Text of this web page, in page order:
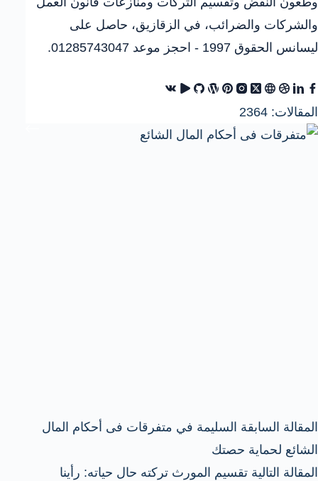
والشركات والضرائب، في الزقازيق، حاصل على
ليسانس الحقوق 1997 - احجز موعد 01285743047.
المقالات: 2364
المقالة السابقة السليمة في متفرقات فى أحكام المال
الشائع لحماية حصتك
المقالة التالية تقسيم المورث تركته حال حياته: رأينا